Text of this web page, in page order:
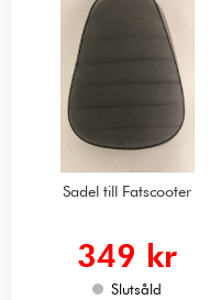
Sadel till Fatscooter
349 kr
Slutsåld